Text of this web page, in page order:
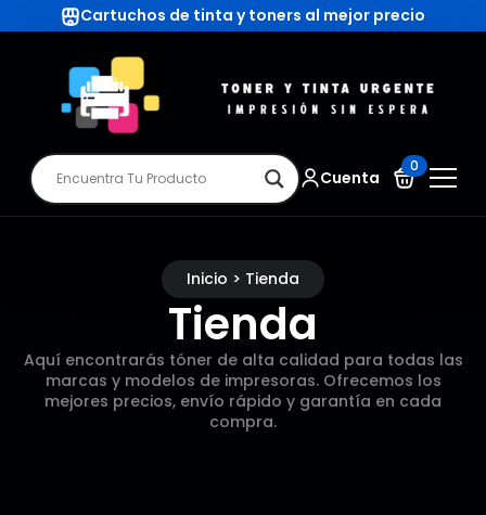
Cartuchos de tinta y toners al mejor precio
Cuenta
0
Inicio > Tienda
Tienda
Aquí encontrarás tóner de alta calidad para todas las
marcas y modelos de impresoras. Ofrecemos los
mejores precios, envío rápido y garantía en cada
compra.